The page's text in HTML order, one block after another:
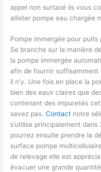
appel non surtaxé ils vous
allister pompe eau chargée
Pompe immergée pour puits
Se branche sur la manière
la pompe immergée
afin de fournir suffisamment
il n’y. Une fois en place la
bien des eaux claires que
contenant des impuretés
savez pas.Contact notre
s’utilise principalement
pourrez ensuite prendre la
surface pompe
de relevage elle est
évacuer une grande